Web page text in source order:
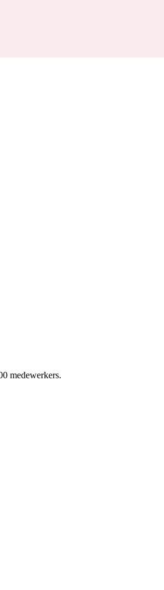
medewerkers.